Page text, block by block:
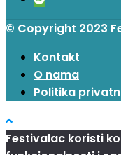
© Copyright 2023
Kontakt
O nama
Politika
Festivalac koristi